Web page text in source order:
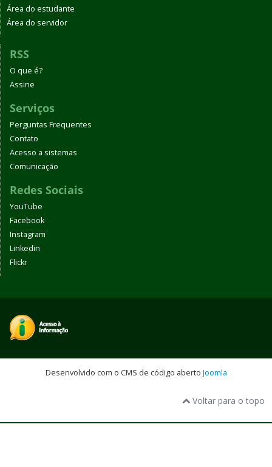
Área do estudante
Área do servidor
RSS
O que é?
Assine
Serviços
Perguntas Frequentes
Contato
Acesso a sistemas
Comunicação
Redes Sociais
YouTube
Facebook
Instagram
Linkedin
Flickr
Desenvolvido com o CMS de código aberto Joomla
Voltar para o topo